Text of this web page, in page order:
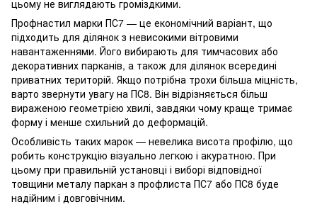
цьому не виглядають громіздкими.
Профнастил марки ПС7 — це економічний варіант, що
підходить для ділянок з невисокими вітровими
навантаженнями. Його вибирають для тимчасових або
декоративних парканів, а також для ділянок всередині
приватних територій. Якщо потрібна трохи більша міцність,
варто звернути увагу на ПС8. Він відрізняється більш
вираженою геометрією хвилі, завдяки чому краще тримає
форму і менше схильний до деформацій.
Особливість таких марок — невелика висота профілю, що
робить конструкцію візуально легкою і акуратною. При
цьому при правильній установці і виборі відповідної
товщини металу паркан з профлиста ПС7 або ПС8 буде
надійним і довговічним.